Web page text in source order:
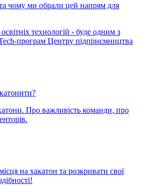
чому ми обрали цей напрям для
технологій - буде одним з
програм Центру підприємництва
Про важливість команди, про
на хакатон та розкривати свої